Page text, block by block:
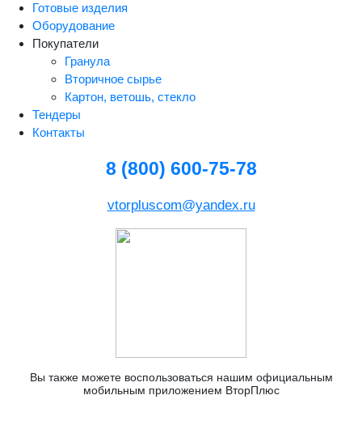
Готовые изделия
Оборудование
Покупатели
Гранула
Вторичное сырье
Картон, ветошь, стекло
Тендеры
Контакты
8 (800) 600-75-78
vtorpluscom@yandex.ru
Вы также можете воспользоваться нашим официальным
мобильным приложением ВторПлюс